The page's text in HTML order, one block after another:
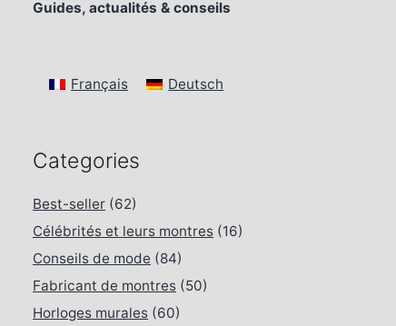
Guides, actualités & conseils
Français Deutsch
Categories
Best-seller (62)
Célébrités et leurs montres (16)
Conseils de mode (84)
Fabricant de montres (50)
Horloges murales (60)